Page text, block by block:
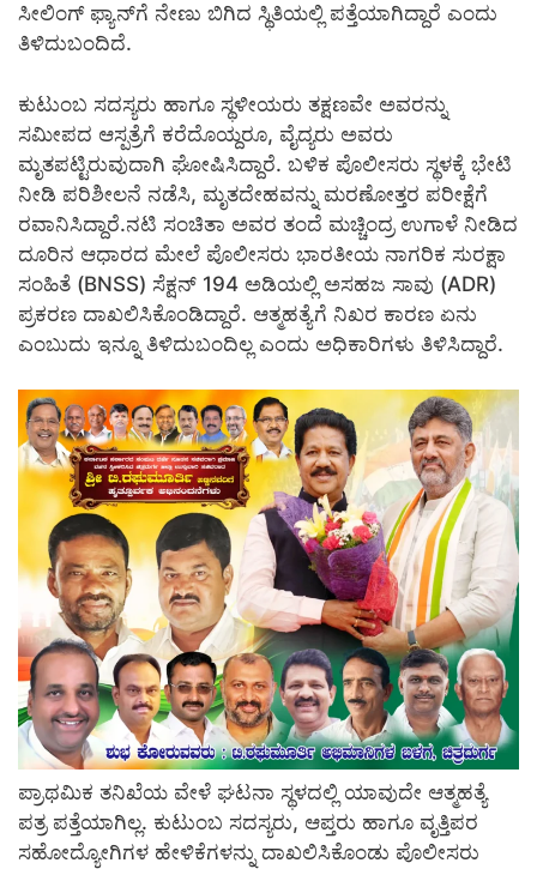
ಸೀಲಿಂಗ್ ಫ್ಯಾನ್‌ಗೆ ನೇಣು ಬಿಗಿದ ಸ್ಥಿತಿಯಲ್ಲಿ ಪತ್ತೆಯಾಗಿದ್ದಾರೆ ಎಂದು
ತಿಳಿದುಬಂದಿದೆ.
ಕುಟುಂಬ ಸದಸ್ಯರು ಹಾಗೂ ಸ್ಥಳೀಯರು ತಕ್ಷಣವೇ ಅವರನ್ನು
ಸಮೀಪದ ಆಸ್ಪತ್ರೆಗೆ ಕರೆದೊಯ್ದರೂ, ವೈದ್ಯರು ಅವರು
ಮೃತಪಟ್ಟಿರುವುದಾಗಿ ಘೋಷಿಸಿದ್ದಾರೆ. ಬಳಿಕ ಪೊಲೀಸರು ಸ್ಥಳಕ್ಕೆ ಭೇಟಿ
ನೀಡಿ ಪರಿಶೀಲನೆ ನಡೆಸಿ, ಮೃತದೇಹವನ್ನು ಮರಣೋತ್ತರ ಪರೀಕ್ಷೆಗೆ
ರವಾನಿಸಿದ್ದಾರೆ.ನಟಿ ಸಂಚಿತಾ ಅವರ ತಂದೆ ಮಚ್ಚಿಂದ್ರ ಉಗಾಳೆ ನೀಡಿದ
ದೂರಿನ ಆಧಾರದ ಮೇಲೆ ಪೊಲೀಸರು ಭಾರತೀಯ ನಾಗರಿಕ ಸುರಕ್ಷಾ
ಸಂಹಿತೆ (BNSS) ಸೆಕ್ಷನ್ 194 ಅಡಿಯಲ್ಲಿ ಅಸಹಜ ಸಾವು (ADR)
ಪ್ರಕರಣ ದಾಖಲಿಸಿಕೊಂಡಿದ್ದಾರೆ. ಆತ್ಮಹತ್ಯೆಗೆ ನಿಖರ ಕಾರಣ ಏನು
ಎಂಬುದು ಇನ್ನೂ ತಿಳಿದುಬಂದಿಲ್ಲ ಎಂದು ಅಧಿಕಾರಿಗಳು ತಿಳಿಸಿದ್ದಾರೆ.
ಪ್ರಾಥಮಿಕ ತನಿಖೆಯ ವೇಳೆ ಘಟನಾ ಸ್ಥಳದಲ್ಲಿ ಯಾವುದೇ ಆತ್ಮಹತ್ಯೆ
ಪತ್ರ ಪತ್ತೆಯಾಗಿಲ್ಲ. ಕುಟುಂಬ ಸದಸ್ಯರು, ಆಪ್ತರು ಹಾಗೂ ವೃತ್ತಿಪರ
ಸಹೋದ್ಯೋಗಿಗಳ ಹೇಳಿಕೆಗಳನ್ನು ದಾಖಲಿಸಿಕೊಂಡು ಪೊಲೀಸರು